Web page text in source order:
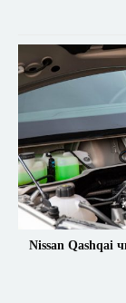
Nissan Qashqai